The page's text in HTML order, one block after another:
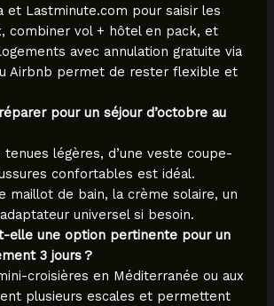
et Lastminute.com pour saisir les
combiner vol + hôtel en pack, et
avec annulation gratuite via
Airbnb permet de rester flexible et
pour un séjour d’octobre au
tenues légères, d’une veste coupe-
confortables est idéal.
maillot de bain, la crème solaire, un
universel si besoin.
elle une option pertinente pour un
3 jours ?
croisières en Méditerranée ou aux
plusieurs escales et permettent